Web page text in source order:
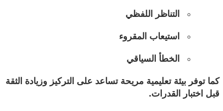
التناظر اللفظي
استيعاب المقروء
الخطأ السياقي
كما توفر بيئة تعليمية مريحة تساعد على التركيز وزيادة الثقة
قبل اختبار القدرات.